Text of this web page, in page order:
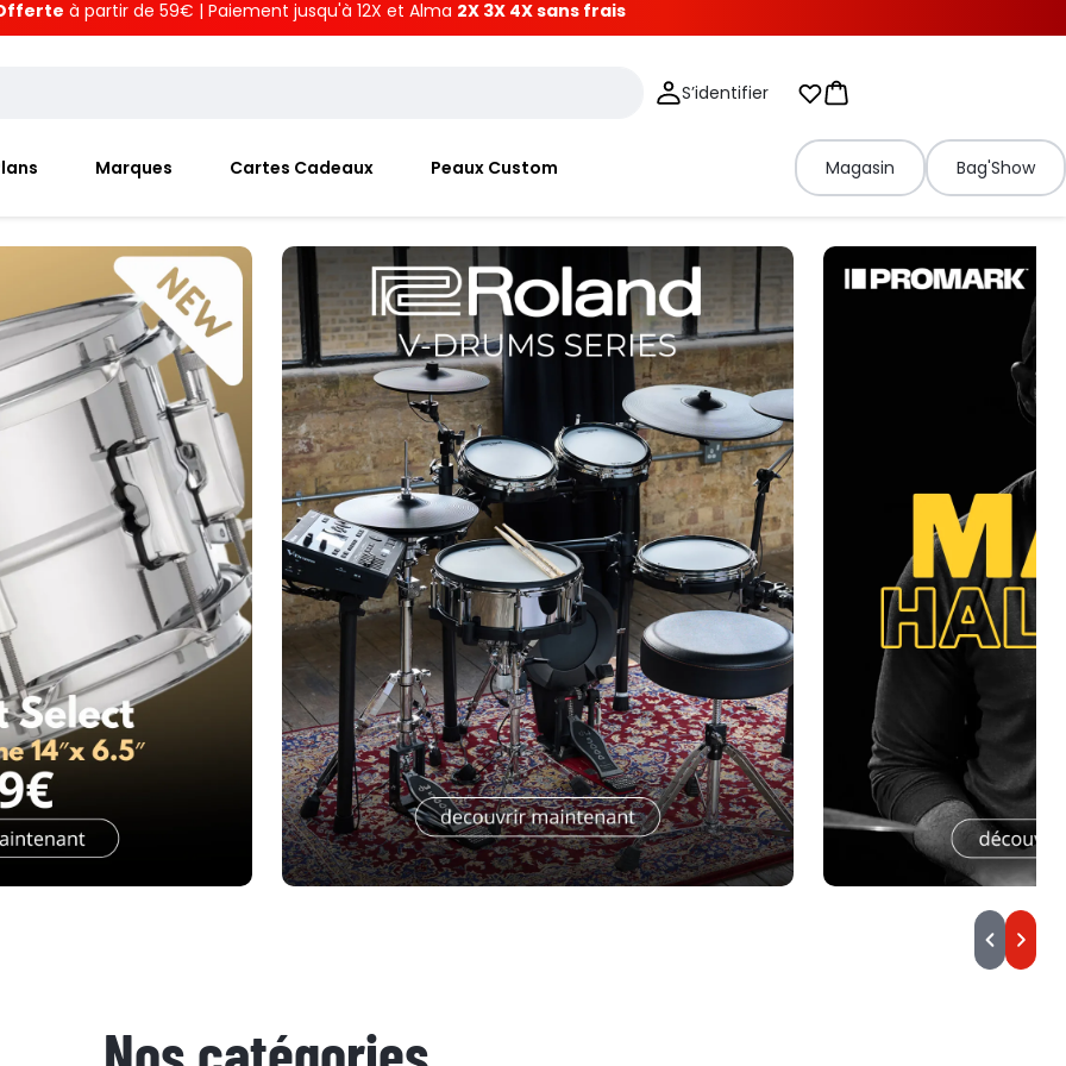
à partir de 59€ | Paiement jusqu'à 12X et Alma 2X 3X 4X sans frais
S’identifier Mes listes d'envies
Panier
Marques Cartes Cadeaux Peaux Custom Magasin Bag'Show
sans titre Lien sans titre